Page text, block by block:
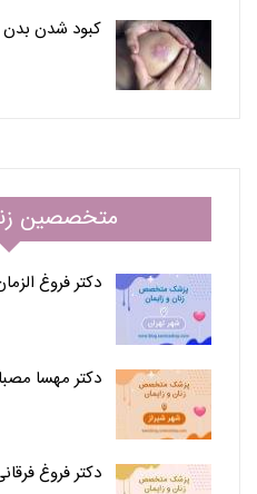
کبود شدن بدن
متخصصین
دکتر فروغ
دکتر مهسا
دکتر فروغ